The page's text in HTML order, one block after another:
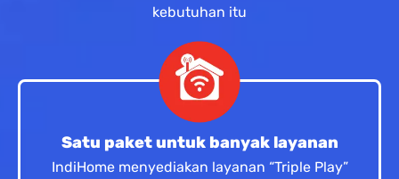
kebutuhan itu
Satu paket untuk banyak layanan
IndiHome menyediakan layanan “Triple Play”